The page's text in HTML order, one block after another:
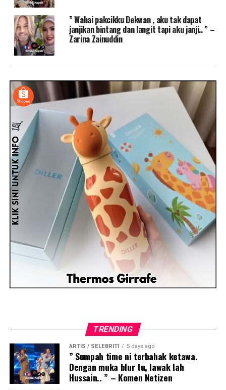
” Wahai pakcikku Dekwan , aku tak dapat
janjikan bintang dan langit tapi aku janji.. ” –
Zarina Zainuddin
TRENDING
ARTIS / SELEBRITI 5 days ago
” Sumpah time ni terbahak ketawa.
Dengan muka blur tu, lawak lah
Hussain.. ” – Komen Netizen